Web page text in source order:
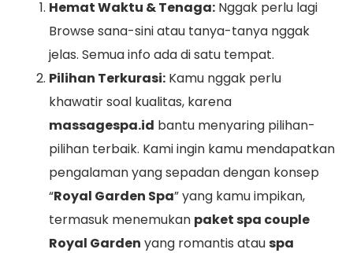
Hemat Waktu & Tenaga: Nggak perlu lagi
Browse sana-sini atau tanya-tanya nggak
jelas. Semua info ada di satu tempat.
Pilihan Terkurasi: Kamu nggak perlu
khawatir soal kualitas, karena
massagespa.id bantu menyaring pilihan-
pilihan terbaik. Kami ingin kamu mendapatkan
pengalaman yang sepadan dengan konsep
“Royal Garden Spa” yang kamu impikan,
termasuk menemukan paket spa couple
Royal Garden yang romantis atauspa